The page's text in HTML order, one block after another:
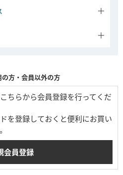
、安心してお選びいただけます。
。
は1年間保証です。
方・会員以外の方
ちらから会員登録を行ってくだ
を登録しておくと便利にお買い